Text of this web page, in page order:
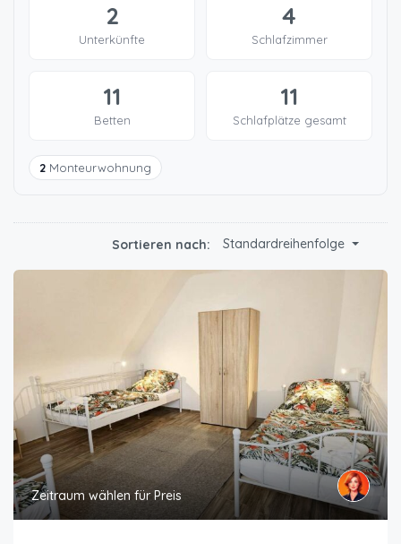
2
Unterkünfte
4
Schlafzimmer
11
Betten
11
Schlafplätze gesamt
2 Monteurwohnung
Sortieren nach: Standardreihenfolge
Zeitraum wählen für Preis